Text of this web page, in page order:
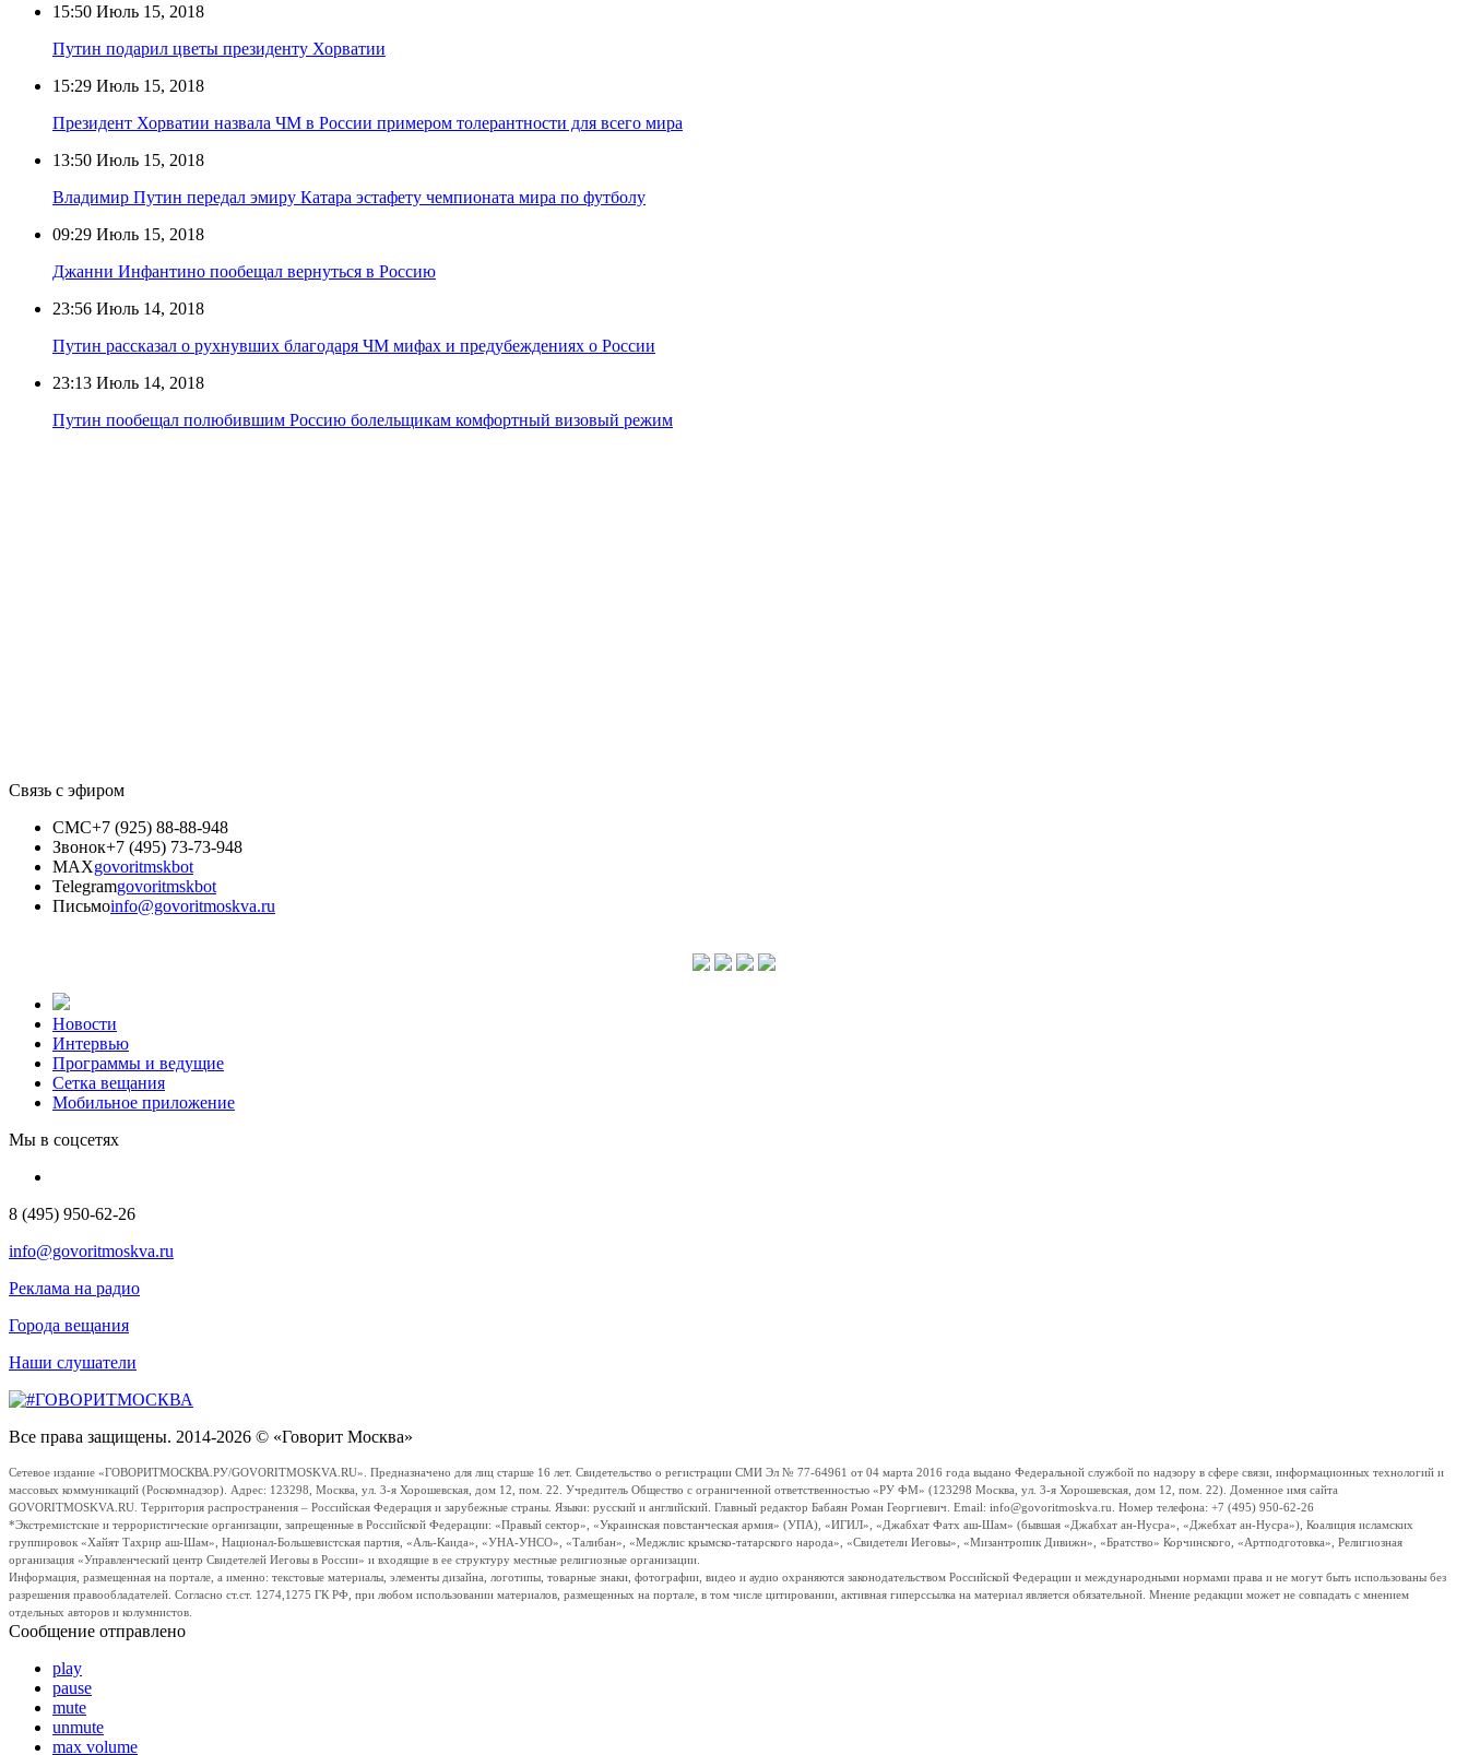
15:50 Июль 15, 2018
Путин подарил цветы президенту Хорватии
15:29 Июль 15, 2018
Президент Хорватии назвала ЧМ в России примером толерантности для всего мира
13:50 Июль 15, 2018
Владимир Путин передал эмиру Катара эстафету чемпионата мира по футболу
09:29 Июль 15, 2018
Джанни Инфантино пообещал вернуться в Россию
23:56 Июль 14, 2018
Путин рассказал о рухнувших благодаря ЧМ мифах и предубеждениях о России
23:13 Июль 14, 2018
Путин пообещал полюбившим Россию болельщикам комфортный визовый режим
Связь с эфиром
СМС+7 (925) 88-88-948
Звонок+7 (495) 73-73-948
MAXgovoritmskbot
Telegramgovoritmskbot
Письмоinfo@govoritmoskva.ru
Новости
Интервью
Программы и ведущие
Сетка вещания
Мобильное приложение
Мы в соцсетях
8 (495) 950-62-26
info@govoritmoskva.ru
Реклама на радио
Города вещания
Наши слушатели
Все права защищены. 2014-2026 © «Говорит Москва»
Сетевое издание «ГОВОРИТМОСКВА.РУ/GOVORITMOSKVA.RU». Предназначено для лиц старше 16 лет. Свидетельство о регистрации СМИ Эл № 77-64961 от 04 марта 2016 года выдано Федеральной службой по надзору в сфере связи, информационных технологий и
массовых коммуникаций (Роскомнадзор). Адрес: 123298, Москва, ул. 3-я Хорошевская, дом 12, пом. 22. Учредитель Общество с ограниченной ответственностью «РУ ФМ» (123298 Москва, ул. 3-я Хорошевская, дом 12, пом. 22). Доменное имя сайта
GOVORITMOSKVA.RU. Территория распространения – Российская Федерация и зарубежные страны. Языки: русский и английский. Главный редактор Бабаян Роман Георгиевич. Email: info@govoritmoskva.ru. Номер телефона: +7 (495) 950-62-26
*Экстремистские и террористические организации, запрещенные в Российской Федерации: «Правый сектор», «Украинская повстанческая армия» (УПА), «ИГИЛ», «Джабхат Фатх аш-Шам» (бывшая «Джабхат ан-Нусра», «Джебхат ан-Нусра»), Коалиция исламских
группировок «Хайят Тахрир аш-Шам», Национал-Большевистская партия, «Аль-Каида», «УНА-УНСО», «Талибан», «Меджлис крымско-татарского народа», «Свидетели Иеговы», «Мизантропик Дивижн», «Братство» Корчинского, «Артподготовка», Религиозная
организация «Управленческий центр Свидетелей Иеговы в России» и входящие в ее структуру местные религиозные организации.
Информация, размещенная на портале, а именно: текстовые материалы, элементы дизайна, логотипы, товарные знаки, фотографии, видео и аудио охраняются законодательством Российской Федерации и международными нормами права и не могут быть использованы без
разрешения правообладателей. Согласно ст.ст. 1274,1275 ГК РФ, при любом использовании материалов, размещенных на портале, в том числе цитировании, активная гиперссылка на материал является обязательной. Мнение редакции может не совпадать с мнением
отдельных авторов и колумнистов.
Сообщение отправлено
play
pause
mute
unmute
max volume